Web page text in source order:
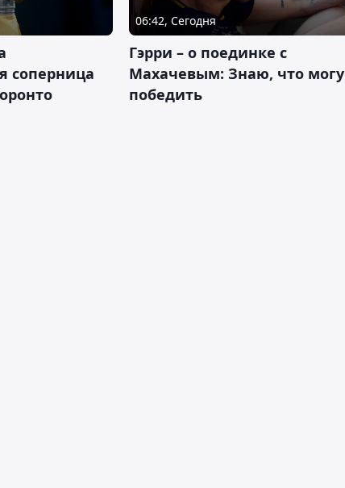
соперница
06:42, Сегодня
Гэрри – о поединке с
Махачевым: Знаю, что могу
победить